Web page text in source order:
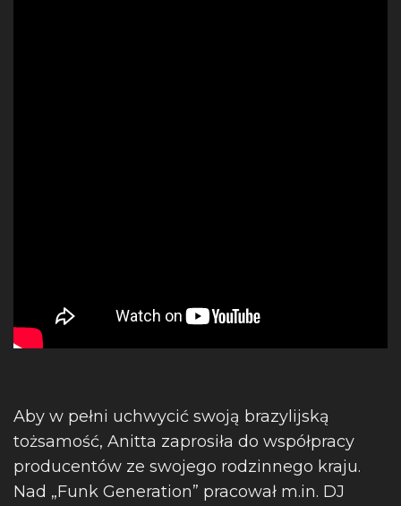
Aby w pełni uchwycić swoją brazylijską
tożsamość, Anitta zaprosiła do współpracy
producentów ze swojego rodzinnego kraju.
Nad „Funk Generation” pracował m.in. DJ